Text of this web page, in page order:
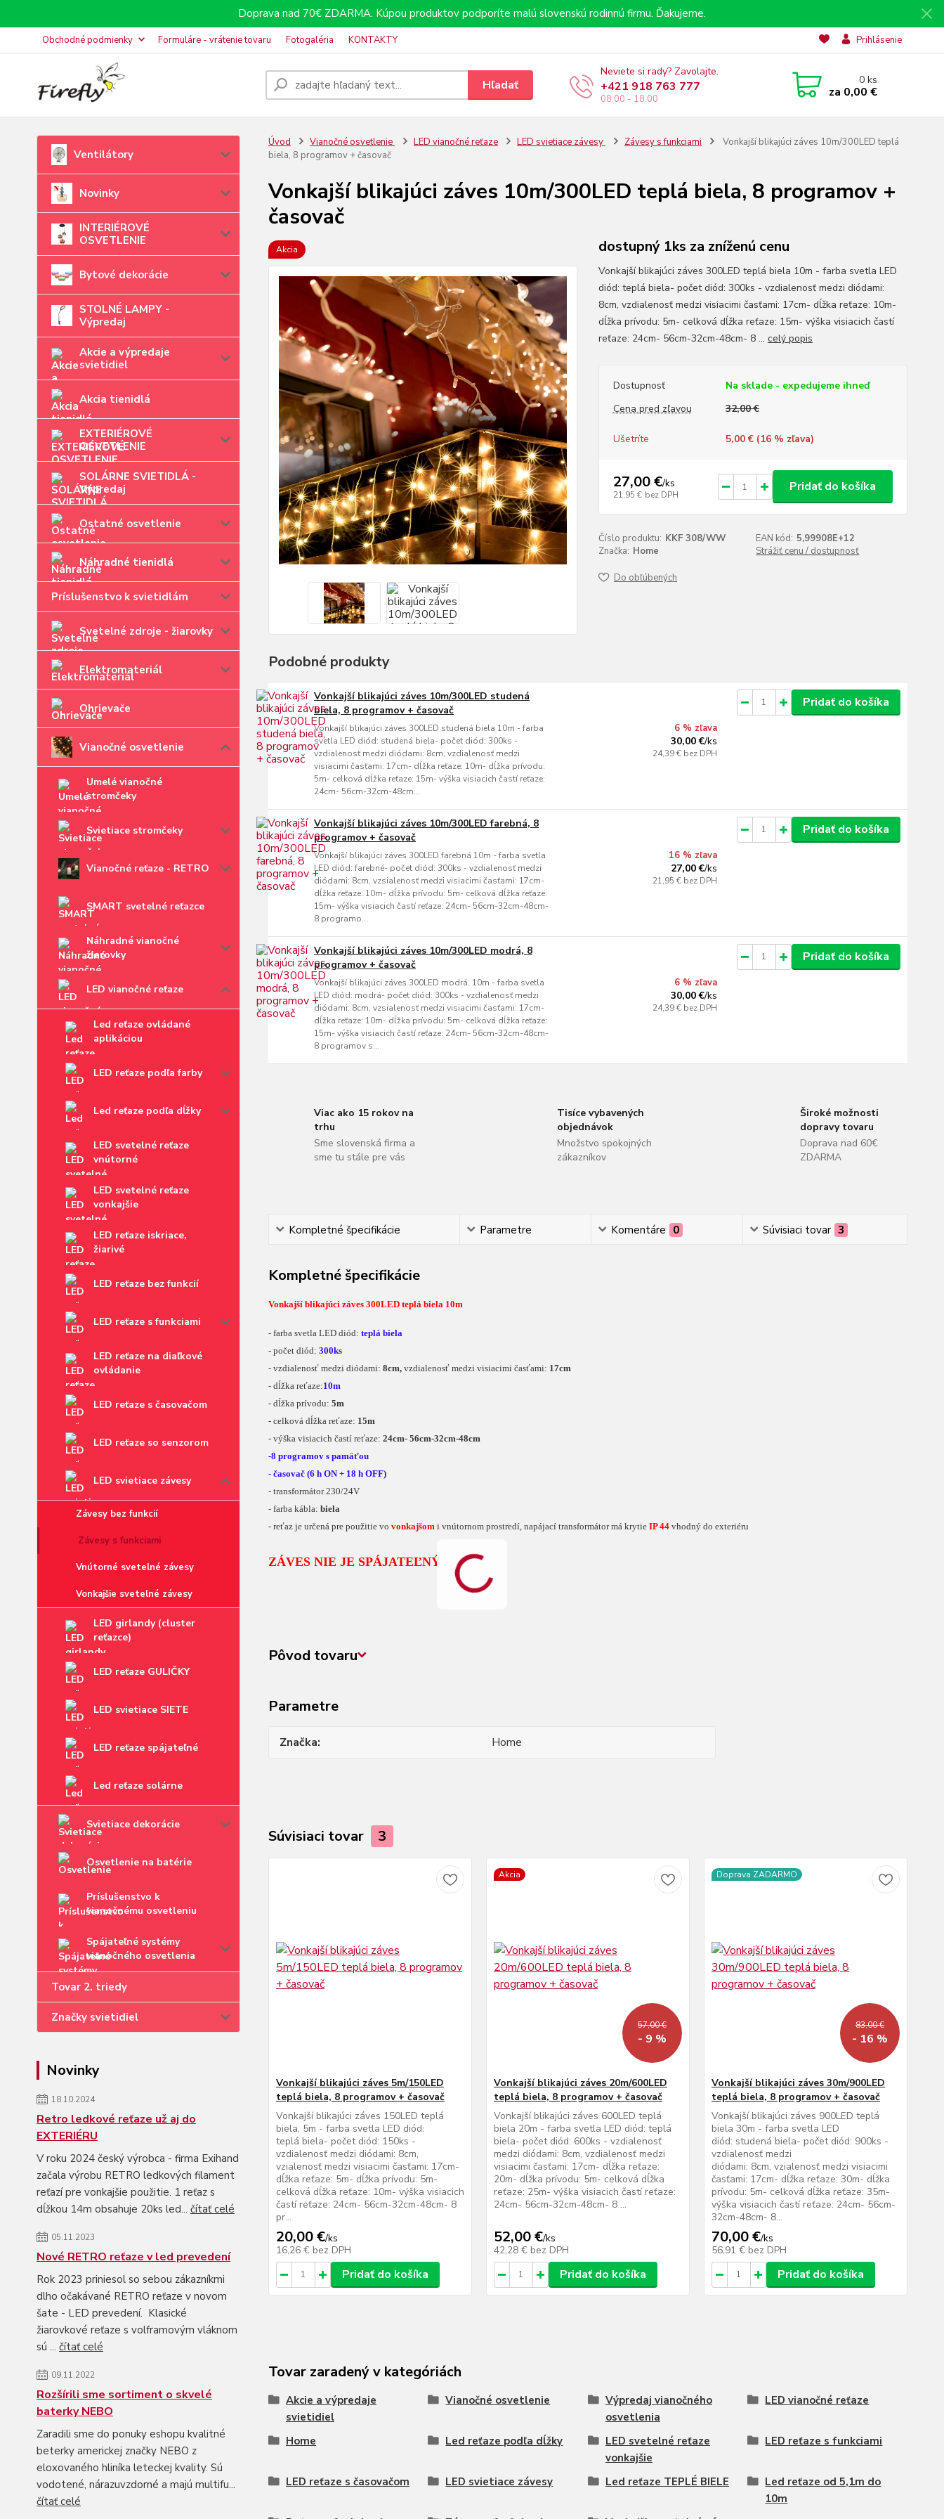
Doprava nad 70€ ZDARMA. Kúpou produktov podporíte malú slovenskú rodinnú firmu. Ďakujeme.
Obchodné podmienky Formuláre - vrátenie tovaru Fotogaléria KONTAKTY Prihlásenie
Hľadať
Neviete si rady? Zavolajte.
+421 918 763 777
08.00 - 18.00
0ks
za 0,00 €
Ventilátory
Novinky
INTERIÉROVÉ
OSVETLENIE
Bytové dekorácie
STOLNÉ LAMPY -
Výpredaj
Akcie a výpredaje
svietidiel
Akcia tienidlá
EXTERIÉROVÉ
OSVETLENIE
SOLÁRNE SVIETIDLÁ -
Výpredaj
Ostatné osvetlenie
Náhradné tienidlá
Príslušenstvo k svietidlám
Svetelné zdroje - žiarovky
Elektromateriál
Ohrievače
Vianočné osvetlenie
Umelé vianočné
stromčeky
Svietiace stromčeky
Vianočné reťaze - RETRO
SMART svetelné reťazce
Náhradné vianočné
žiarovky
LED vianočné reťaze
Led reťaze ovládané
aplikáciou
LED reťaze podľa farby
Led reťaze podľa dĺžky
LED svetelné reťaze
vnútorné
LED svetelné reťaze
vonkajšie
LED reťaze iskriace,
žiarivé
LED reťaze bez funkcií
LED reťaze s funkciami
LED reťaze na diaľkové
ovládanie
LED reťaze s časovačom
LED reťaze so senzorom
LED svietiace závesy
Závesy bez funkcií
Závesy s funkciami
Vnútorné svetelné závesy
Vonkajšie svetelné závesy
LED girlandy (cluster
reťazce)
LED reťaze GULIČKY
LED svietiace SIETE
LED reťaze spájateľné
Led reťaze solárne
Svietiace dekorácie
Osvetlenie na batérie
Príslušenstvo k
vianočnému osvetleniu
Spájateľné systémy
vianočného osvetlenia
Tovar 2. triedy
Značky svietidiel
Novinky
18.10.2024
Retro ledkové reťaze už aj do
EXTERIÉRU
V roku 2024 český výrobca - firma Exihand
začala výrobu RETRO ledkových filament
reťazí pre vonkajšie použitie. 1 reťaz s
dĺžkou 14m obsahuje 20ks led... čítať celé
05.11.2023
Nové RETRO reťaze v led prevedení
Rok 2023 priniesol so sebou zákazníkmi
dlho očakávané RETRO reťaze v novom
šate - LED prevedení. Klasické
žiarovkové reťaze s volframovým vláknom
sú ... čítať celé
09.11.2022
Rozšírili sme sortiment o skvelé
baterky NEBO
Zaradili sme do ponuky eshopu kvalitné
beterky americkej značky NEBO z
eloxovaného hliníka leteckej kvality. Sú
vodotené, nárazuvzdorné a majú multifu...
čítať celé
Úvod Vianočné osvetlenie LED vianočné reťaze LED svietiace závesy Závesy s funkciami
Vonkajší blikajúci záves 10m/300LED teplá
biela, 8 programov + časovač
Vonkajší blikajúci záves 10m/300LED teplá biela, 8 programov +
časovač
Akcia dostupný 1ks za zníženú cenu
Vonkajší blikajúci záves 300LED teplá biela 10m - farba svetla LED
diód: teplá biela- počet diód: 300ks - vzdialenosť medzi diódami:
8cm, vzdialenosť medzi visiacimi časťami: 17cm- dĺžka reťaze: 10m-
dĺžka prívodu: 5m- celková dĺžka reťaze: 15m- výška visiacich častí
reťaze: 24cm- 56cm-32cm-48cm- 8 ... celý popis
Dostupnosť
Na sklade - expedujeme ihneď
Cena pred zľavou
32,00 €
Ušetríte 5,00 € (16% zľava)
27,00 €/ks
21,95 € bez DPH
Pridať do košíka
Číslo produktu: KKF 308/WW EAN kód: 5,99908E+12
Značka: Home Strážiť cenu / dostupnosť
Do obľúbených
Podobné produkty
Vonkajší blikajúci záves 10m/300LED studená
biela, 8 programov + časovač
Vonkajší blikajúci záves 300LED studená biela 10m - farba
svetla LED diód: studená biela- počet diód: 300ks -
vzdialenosť medzi diódami: 8cm, vzdialenosť medzi
visiacimi časťami: 17cm- dĺžka reťaze: 10m- dĺžka prívodu:
5m- celková dĺžka reťaze: 15m- výška visiacich častí reťaze:
24cm- 56cm-32cm-48cm...
6 % zľava
30,00 €/ks
24,39 € bez DPH
Pridať do košíka
Vonkajší blikajúci záves 10m/300LED farebná, 8
programov + časovač
Vonkajší blikajúci záves 300LED farebná 10m - farba svetla
LED diód: farebné- počet diód: 300ks - vzdialenosť medzi
diódami: 8cm, vzsialenosť medzi visiacimi časťami: 17cm-
dĺžka reťaze: 10m- dĺžka prívodu: 5m- celková dĺžka reťaze:
15m- výška visiacich častí reťaze: 24cm- 56cm-32cm-48cm-
8 programo...
16 % zľava
27,00 €/ks
21,95 € bez DPH
Pridať do košíka
Vonkajší blikajúci záves 10m/300LED modrá, 8
programov + časovač
Vonkajší blikajúci záves 300LED modrá, 10m - farba svetla
LED diód: modrá- počet diód: 300ks - vzdialenosť medzi
diódami: 8cm, vzsialenosť medzi visiacimi časťami: 17cm-
dĺžka reťaze: 10m- dĺžka prívodu: 5m- celková dĺžka reťaze:
15m- výška visiacich častí reťaze: 24cm- 56cm-32cm-48cm-
8 programov s...
6 % zľava
30,00 €/ks
24,39 € bez DPH
Pridať do košíka
Viac ako 15 rokov na
trhu
Sme slovenská firma a
sme tu stále pre vás
Tisíce vybavených
objednávok
Množstvo spokojných
zákazníkov
Široké možnosti
dopravy tovaru
Doprava nad 60€
ZDARMA
Kompletné špecifikácie Parametre Komentáre 0 Súvisiaci tovar 3
Kompletné špecifikácie
Vonkajší blikajúci záves 300LED teplá biela 10m
- farba svetla LED diód: teplá biela
- počet diód: 300ks
- vzdialenosť medzi diódami: 8cm,vzdialenosť medzi visiacimi časťami: 17cm
- dĺžka reťaze:10m
- dĺžka prívodu: 5m
- celková dĺžka reťaze: 15m
- výška visiacich častí reťaze: 24cm- 56cm-32cm-48cm
-8 programov s pamäťou
- časovač (6 h ON + 18 h OFF)
- transformátor 230/24V
- farba kábla: biela
- reťaz je určená pre použitie vo vonkajšom i vnútornom prostredí, napájací transformátor má krytie IP 44vhodný do exteriéru
ZÁVES NIE JE SPÁJATEĽNÝ
Pôvod tovaru
Parametre
Značka Home
Súvisiaci tovar 3
Vonkajší blikajúci záves 5m/150LED
teplá biela, 8 programov + časovač
Vonkajší blikajúci záves 150LED teplá
biela, 5m - farba svetla LED diód:
teplá biela- počet diód: 150ks -
vzdialenosť medzi diódami: 8cm,
vzialenosť medzi visiacimi časťami: 17cm-
dĺžka reťaze: 5m- dĺžka prívodu: 5m-
celková dĺžka reťaze: 10m- výška visiacich
častí reťaze: 24cm- 56cm-32cm-48cm- 8
pr...
20,00 €/ks
16,26 € bez DPH
Pridať do košíka
Akcia
57,00 €
- 9 %
Vonkajší blikajúci záves 20m/600LED
teplá biela, 8 programov + časovač
Vonkajší blikajúci záves 600LED teplá
biela 20m - farba svetla LED diód: teplá
biela- počet diód: 600ks - vzdialenosť
medzi diódami: 8cm, vzdialenosť medzi
visiacimi časťami: 17cm- dĺžka reťaze:
20m- dĺžka prívodu: 5m- celková dĺžka
reťaze: 25m- výška visiacich častí reťaze:
24cm- 56cm-32cm-48cm- 8 ...
52,00 €/ks
42,28 € bez DPH
Pridať do košíka
Doprava ZADARMO
83,00 €
- 16 %
Vonkajší blikajúci záves 30m/900LED
teplá biela, 8 programov + časovač
Vonkajší blikajúci záves 900LED teplá
biela 30m - farba svetla LED
diód: studená biela- počet diód: 900ks -
vzdialenosť medzi
diódami: 8cm, vzialenosť medzi visiacimi
časťami: 17cm- dĺžka reťaze: 30m- dĺžka
prívodu: 5m- celková dĺžka reťaze: 35m-
výška visiacich častí reťaze: 24cm- 56cm-
32cm-48cm- 8...
70,00 €/ks
56,91 € bez DPH
Pridať do košíka
Tovar zaradený v kategóriách
Akcie a výpredaje
svietidiel
Vianočné osvetlenie
Výpredaj vianočného
osvetlenia
LED vianočné reťaze
Home Led reťaze podľa dĺžky
LED svetelné reťaze
vonkajšie
LED reťaze s funkciami
LED reťaze s časovačom LED svietiace závesy Led reťaze TEPLÉ BIELE
Led reťaze od 5,1m do
10m